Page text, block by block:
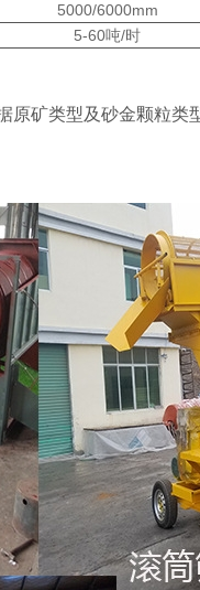
5000/6000mm
5-60吨/时
原矿类型及砂金颗粒